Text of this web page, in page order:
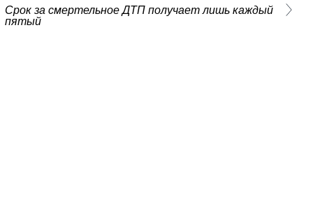
Срок за смертельное ДТП получает лишь каждый
пятый